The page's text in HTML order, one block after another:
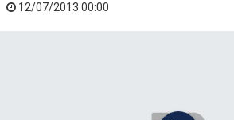
12/07/2013 00:00